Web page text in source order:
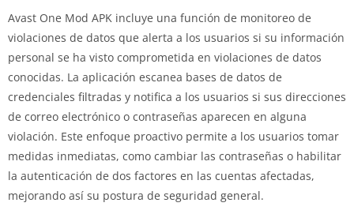
Avast One Mod APK incluye una función de monitoreo de
violaciones de datos que alerta a los usuarios si su información
personal se ha visto comprometida en violaciones de datos
conocidas. La aplicación escanea bases de datos de
credenciales filtradas y notifica a los usuarios si sus direcciones
de correo electrónico o contraseñas aparecen en alguna
violación. Este enfoque proactivo permite a los usuarios tomar
medidas inmediatas, como cambiar las contraseñas o habilitar
la autenticación de dos factores en las cuentas afectadas,
mejorando así su postura de seguridad general.